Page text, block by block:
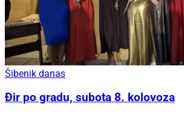
Šibenik danas
Đir po gradu, subota 8. kolovoza